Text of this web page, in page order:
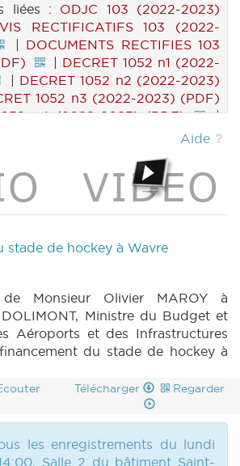
liées : ODJC 103 (2022-2023)
RECTIFICATIFS 103 (2022-
| DOCUMENTS RECTIFIES 103
| DECRET 1052 n1 (2022-
| DECRET 1052 n2 (2022-2023)
1052 n3 (2022-2023) (PDF)
n4 (2022-2023) (PDF)
|
|
(PDF)
| CRAC 92 (2022-
|BT 103 (2022-2023) (PDF) |
Aide
stade de hockey à Wavre
Monsieur Olivier MAROY à
Ministre du Budget et
Aéroports et des Infrastructures
du stade de hockey à
Télécharger Regarder
les enregistrements du lundi
Salle 2 du bâtiment Saint-